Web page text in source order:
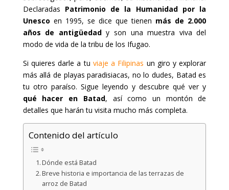
Declaradas Patrimonio de la Humanidad por la
Unesco en 1995, se dice que tienen más de 2.000
años de antigüedady son una muestra viva del
modo de vida de la tribu de los Ifugao.
Si quieres darle a tu viaje a Filipinas un giro y explorar
más allá de playas paradisiacas, no lo dudes, Batad es
tu otro paraíso. Sigue leyendo y descubre qué ver y
qué hacer en Batad, así como un montón de
detalles que harán tu visita mucho más completa.
Contenido del artículo
Dónde está Batad
Breve historia e importancia de las terrazas de
arroz de Batad